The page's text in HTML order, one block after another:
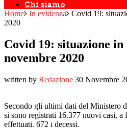
Chi siamo
Home In evidenza
Covid 19:
2020
Covid 19: situazione
novembre 2020
written by Redazione 30 Novembre
Secondo gli ultimi dati del Ministero
si sono registrati 16.377 nuovi casi, a
effettuati. 672 i decessi.